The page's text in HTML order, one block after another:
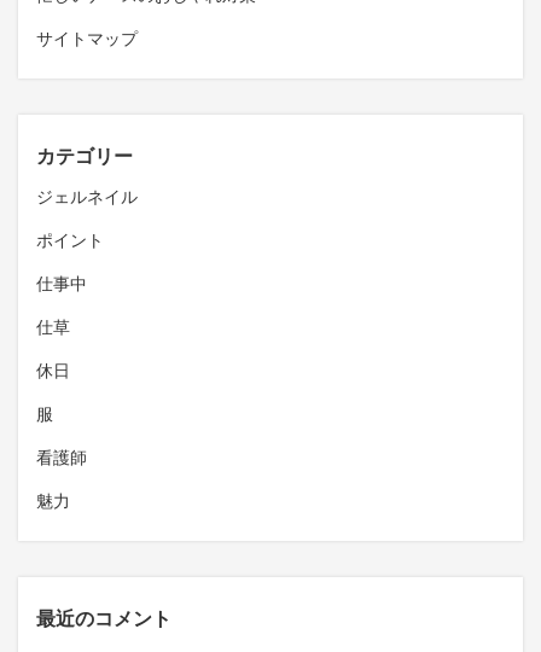
サイトマップ
カテゴリー
ジェルネイル
ポイント
仕事中
仕草
休日
服
看護師
魅力
最近のコメント